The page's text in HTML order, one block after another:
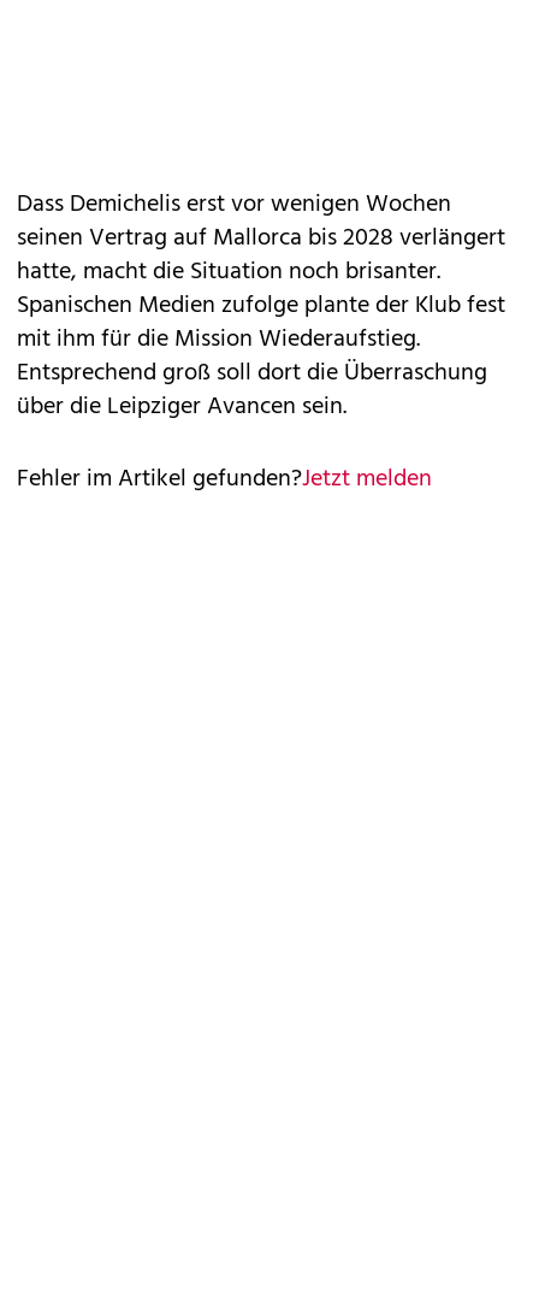
Dass Demichelis erst vor wenigen Wochen
seinen Vertrag auf Mallorca bis 2028 verlängert
hatte, macht die Situation noch brisanter.
Spanischen Medien zufolge plante der Klub fest
mit ihm für die Mission Wiederaufstieg.
Entsprechend groß soll dort die Überraschung
über die Leipziger Avancen sein.
Fehler im Artikel gefunden?Jetzt melden